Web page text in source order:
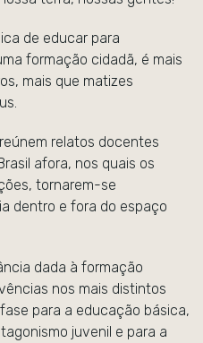
de educar para
formação cidadã, é mais
mais que matizes
relatos docentes
afora, nos quais os
tornarem-se
dentro e fora do espaço
dada à formação
nos mais distintos
para a educação básica,
juvenil e para a